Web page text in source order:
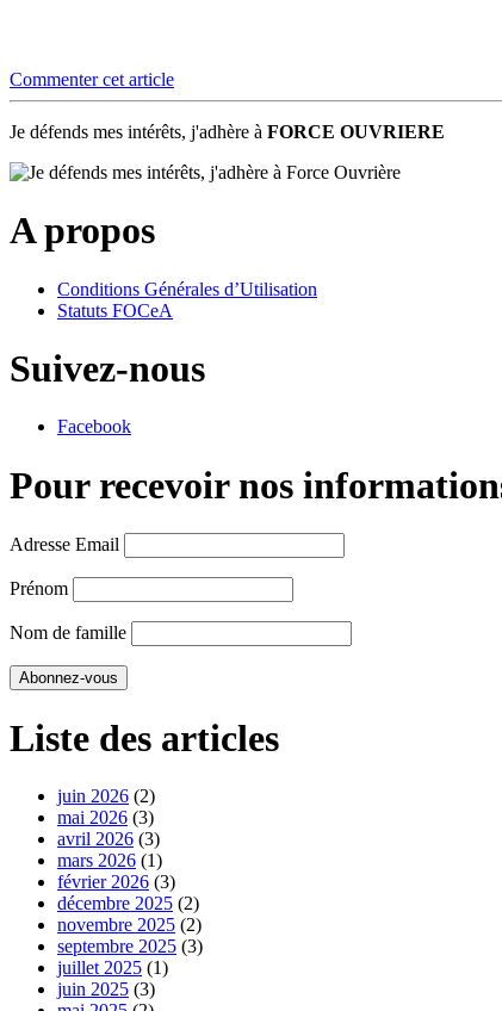
Commenter cet article
Je défends mes intérêts, j'adhère à FORCE OUVRIERE
A propos
Conditions Générales d’Utilisation
Statuts FOCeA
Suivez-nous
Facebook
Pour recevoir nos
Adresse Email
Prénom
Nom de famille
Liste des articles
juin 2026 (2)
mai 2026 (3)
avril 2026 (3)
mars 2026 (1)
février 2026 (3)
décembre 2025 (2)
novembre 2025 (2)
septembre 2025 (3)
juillet 2025 (1)
juin 2025 (3)